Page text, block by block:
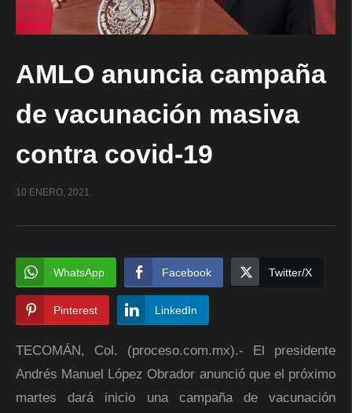
AMLO anuncia campaña
de vacunación masiva
contra covid-19
10 ENERO, 2021
WhatsApp Facebook Twitter/X
Pinterest LinkedIn
TECOMÁN, Col. (proceso.com.mx).- El presidente
Andrés Manuel López Obrador anunció que el próximo
martes dará inicio una campaña de vacunación